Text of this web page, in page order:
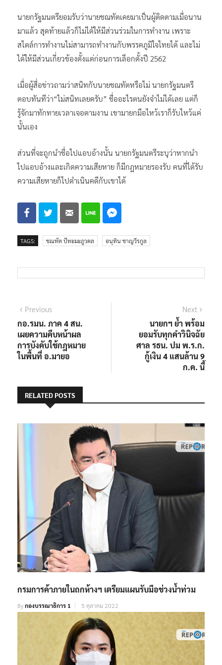
นายกรัฐมนตรียอมรับว่านายชณทัตเคยมาเป็นผู้ติดตามเมื่อนาน
มาแล้ว สุดท้ายแล้วก็ไม่ได้ให้มีส่วนร่วมในการทำงาน เพราะ
สไตล์การทำงานไม่สามารถทำงานกับพรรคภูมิใจไทยได้ และไม่
ได้ให้มีส่วนเกี่ยวข้องตั้งแต่ก่อนการเลือกตั้งปี 2562
เมื่อผู้สื่อข่าวถามว่าสนิทกับนายชณทัตหรือไม่ นายกรัฐมนตรี
ตอบทันทีว่า“ไม่สนิทเลยครับ” ชื่ออะไรตนยังจำไม่ได้เลย แต่ก็
รู้จักมาทักทายเวลาเจอตามงาน เขามายกมือไหว้เราก็รับไหว้แค่
นั้นเอง
ส่วนที่จะถูกนำชื่อไปแอบอ้างนั้น นายกรัฐมนตรีระบุว่าหากนำ
ไปแอบอ้างและเกิดความเสียหาย ก็มีกฎหมายรองรับ คนที่ได้รับ
ความเสียหายก็ไปดำเนินคดีกับเขาได้
TAGS: ชณทัต ปัทะมะภูวดล อนุทิน ชาญวีรกูล
แนะแนว
เรื่อง
PreviousPrevious
post:
กอ.รมน. ภาค 4 สน.
เผยความคืบหน้าผล
การบังคับใช้กฎหมาย
ในพื้นที่ อ.มายอ
Next
นายกฯ ย้ำ พร้อม
ยอมรับทุกคำวินิจฉัย
ศาล รธน. ปม พ.ร.ก.
กู้เงิน 4 แสนล้าน 9
ก.ค. นี้
RELATED POSTS
กรมการค้าภายในถกห้างฯ เตรียมแผนรับมือช่วงน้ำท่วม
Byกองบรรณาธิการ 1 5 ตุลาคม 2022